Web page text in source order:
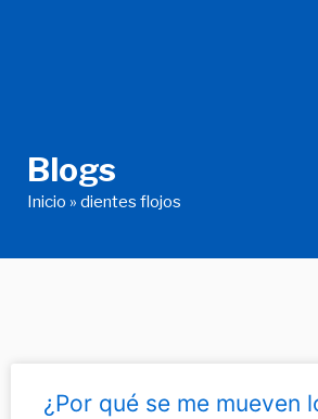
Blogs
Inicio » dientes flojos
¿Por qué se me mueven